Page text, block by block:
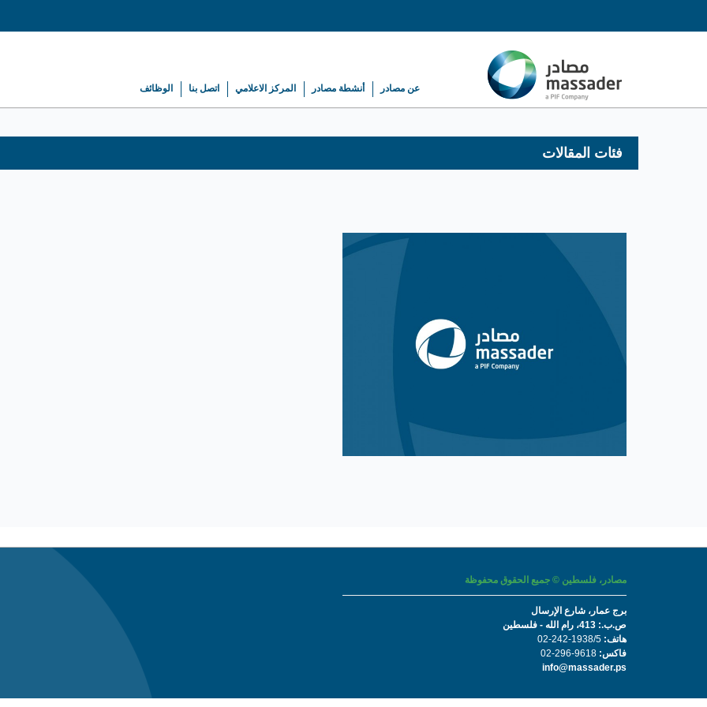
عن مصادر أنشطة مصادر المركز الاعلامي اتصل بنا الوظائف
فئات المقالات
الأخبار
2017-09-27
مصادر، فلسطين © جميع الحقوق محفوظة
برج عمار، شارع الإرسال
ص.ب.: 413، رام الله - فلسطين
هاتف: 02-242-1938/5
فاكس: 02-296-9618
info@massader.ps